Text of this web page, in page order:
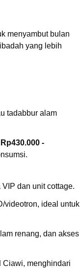
menyambut bulan
yang lebih
tadabbur alam
Rp430.000 -
dan unit cottage.
videotron, ideal untuk
renang, dan akses
Ciawi, menghindari